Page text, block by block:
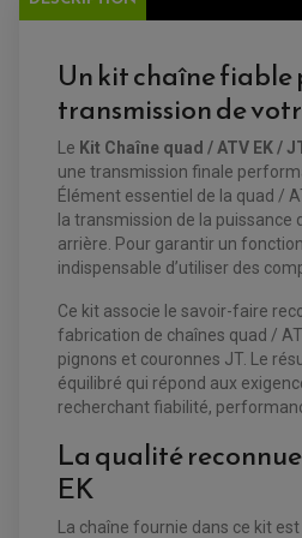
EQUIPEMENT
CHARGEUR DE BATTERIE QUAD /
Un kit chaîne fiable
transmission de
Le Kit Chaîne quad / ATV EK /
une transmission finale
Élément essentiel de la quad /
la transmission de la puissance
arrière. Pour garantir un
indispensable d’utiliser des
Ce kit associe le savoir-faire
fabrication de chaînes quad /
pignons et couronnes JT. Le
équilibré qui répond aux
recherchant fiabilité,
La qualité
EK
La chaîne fournie dans ce kit